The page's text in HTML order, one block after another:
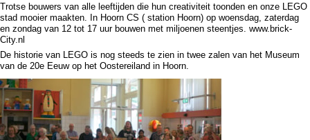
Trotse bouwers van alle leeftijden die hun creativiteit toonden en onze LEGO
stad mooier maakten. In Hoorn CS ( station Hoorn) op woensdag, zaterdag
en zondag van 12 tot 17 uur bouwen met miljoenen steentjes. www.brick-
City.nl
De historie van LEGO is nog steeds te zien in twee zalen van het Museum
van de 20e Eeuw op het Oostereiland in Hoorn.